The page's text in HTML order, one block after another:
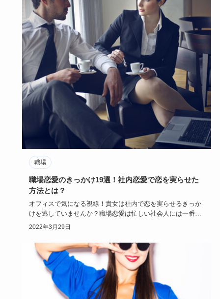
職場
職場恋愛のきっかけ19選！社内恋愛で恋を実らせた
方法とは？
オフィスで気になる視線！貴女は社内で恋を実らせるきっか
けを逃していませんか？職場恋愛は忙しい社会人には一番の
恋の近道でもあ…
2022年3月29日